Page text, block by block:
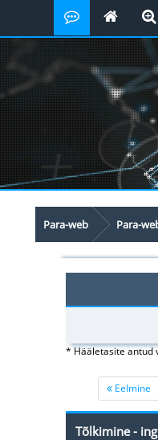
Para-web Para-
* Hääletasite antud
Eelmine
Tõlkimine -